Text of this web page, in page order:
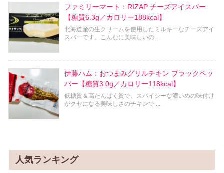
ファミリーマート：RIZAP チーズアイスバー
【糖質6.3g／カロリー188kcal】
北海道産の生クリームを使用したミルキーなチーズアイ
スバーです。こんなに美味しいの ...
伊藤ハム：おつまみグリルチキン ブラックペッ
パー【糖質3.0g／カロリー118kcal】
低糖質＆高たんぱく質で、スパイシーな濃いめの味付け
がクセになる美味しさのチキンで ...
人気ランキング